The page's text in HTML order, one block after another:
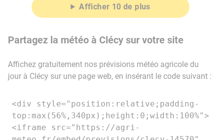
Afficher 10 de plus
Partagez la météo à Clécy sur votre site
Affichez gratuitement nos prévisions météo agricole du
jour à Clécy sur une page web, en insérant le code suivant :